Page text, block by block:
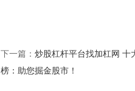
下一篇： 炒股杠杆平台找加杠网 十
榜：助您掘金股市！